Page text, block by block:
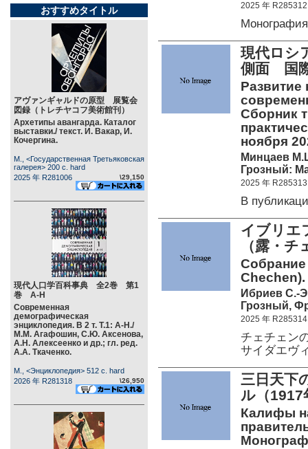
おすすめタイトル
アヴァンギャルドの原型 展覧会
図録（トレチヤコフ美術館刊）
Архетипы авангарда. Каталог
выставки./ текст. И. Вакар, И.
Кочергина.
М., <Государственная Третьяковская
галерея> 200 c. hard
2025 年 R281006
\29,150
現代人口学百科事典 全2巻 第1
巻 А-Н
Современная
демографическая
энциклопедия. В 2 т. Т.1: А-Н./
М.М. Агафошин, С.Ю. Аксенова,
А.Н. Алексеенко и др.; гл. ред.
А.А. Ткаченко.
М., <Энциклопедия> 512 c. hard
2026 年 R281318
\26,950
2025 年 R285312
現代ロシ
側面 国
Развитие
Сборник
ноября
Минцаев
Грозный:
2025 年 R285313
В
イブリ
（露・
Собрание
Chechen).
Ибриев С.-
Грозный,
2025 年 R285314
チェチェン
サイダエヴ
三日天下
ル（1917
Калифы